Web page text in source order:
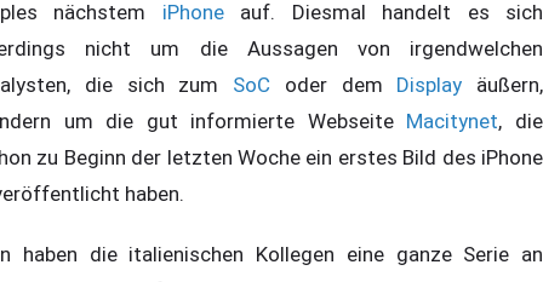
nächstem iPhoneauf. Diesmal handelt es sich
nicht um die Aussagen von irgendwelchen
die sich zum SoC oder dem Display äußern,
um die gut informierte Webseite Macitynet, die
zu Beginn der letzten Woche ein erstes Bild des iPhone
haben.
haben die italienischen Kollegen eine ganze Serie an